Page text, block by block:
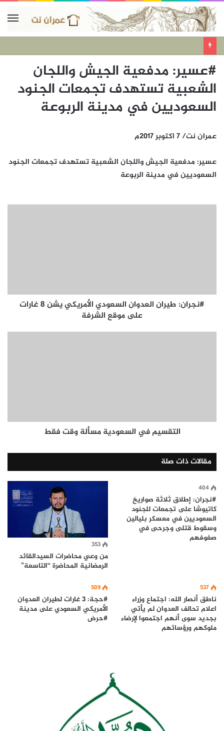
#عسير: مدفعية الجيش واللجان
الشعبية تستهدف تجمعات الجنود
السعوديين في مدينة الربوعة
عمران نت/ 7 اكتوبر 2017م
عسير: مدفعية الجيش واللجان الشعبية تستهدف تجمعات الجنود
السعوديين في مدينة الربوعة
#نجران: طيران العدوان السعودي الأمريكي يشن 8 غارات
على موقع الشرفة
التقسيم في السعودية مسألة وقت فقط
مقالات ذات صلة
404
#نجران: إطلاق ثلاثة صواريخ
كاتيوشا على تجمعات للجنود
السعوديين في معسكر بليالين
وسقوط قتلى وجرحى في
صفوفهم
353
من وعي محاضرات السيدالقائد
الرمضانية المحاضرة “التاسعة”
537
ناطق أنصار الله: اجتماع وزراء
اعلام تحالف العدوان لم يأتي
بجديد سوى أنهم اجتمعوا لإرضاء
ملوكهم ورؤسائهم
509
#حجة: 3 غارات لطيران العدوان
الأمريكي السعودي على مدينة
#حرض